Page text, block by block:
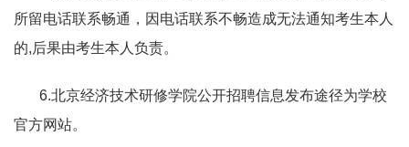
所留电话联系畅通，因电话联系不畅造成无法通知考生本人
的,后果由考生本人负责。
6.北京经济技术研修学院公开招聘信息发布途径为学校
官方网站。